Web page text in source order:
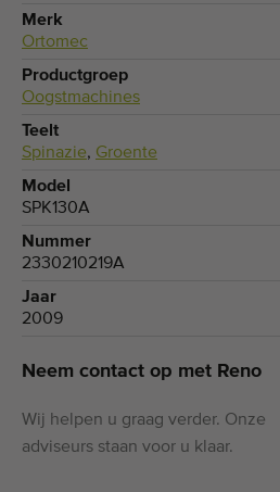
Merk
Ortomec
Productgroep
Oogstmachines
Teelt
Spinazie, Groente
Model
SPK130A
Nummer
2330210219A
Jaar
2009
Neem contact op met Reno
Wij helpen u graag verder. Onze
adviseurs staan voor u klaar.